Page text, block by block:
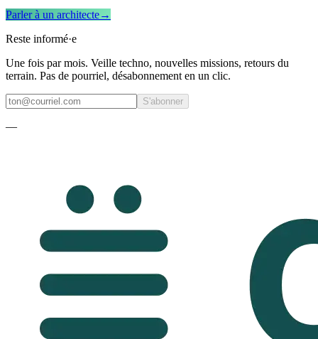
Parler à un architecte→
Reste informé·e
Une fois par mois. Veille techno, nouvelles missions, retours du
terrain. Pas de pourriel, désabonnement en un clic.
S'abonner
—